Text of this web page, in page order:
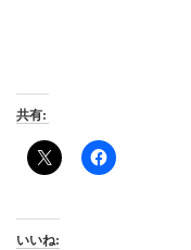
共有:
いいね: